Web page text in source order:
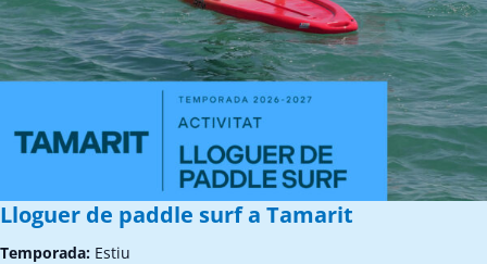
Lloguer de paddle surf a Tamarit
Temporada: Estiu